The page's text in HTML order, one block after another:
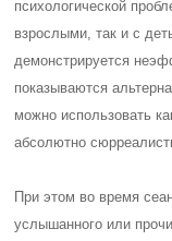
психологической
взрослыми, так и с
демонстрируется
показываются
можно использовать
абсолютно
При этом во время
услышанного или